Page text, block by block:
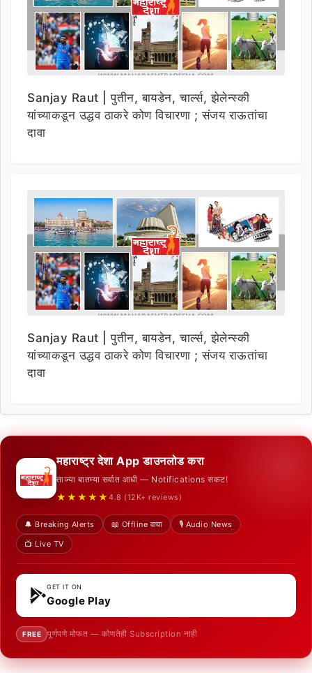
Sanjay Raut | पुतीन, बायडेन, चार्ल्स, झेलेन्स्की
यांच्याकडून उद्धव ठाकरे कोण विचारणा ; संजय राऊतांचा
दावा
Sanjay Raut | पुतीन, बायडेन, चार्ल्स, झेलेन्स्की
यांच्याकडून उद्धव ठाकरे कोण विचारणा ; संजय राऊतांचा
दावा
महाराष्ट्र देशा App डाउनलोड करा
ताज्या बातम्या सर्वात आधी — Notifications सकट!
★★★★★ 4.8 (12K+ reviews)
🔔 Breaking Alerts 📖 Offline वाचा
🎙️ Audio News
📺 Live TV
GET IT ON
Google Play
FREE पूर्णपणे मोफत — कोणतेही Subscription नाही